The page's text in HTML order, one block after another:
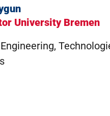
Bremen
Industriemathematik